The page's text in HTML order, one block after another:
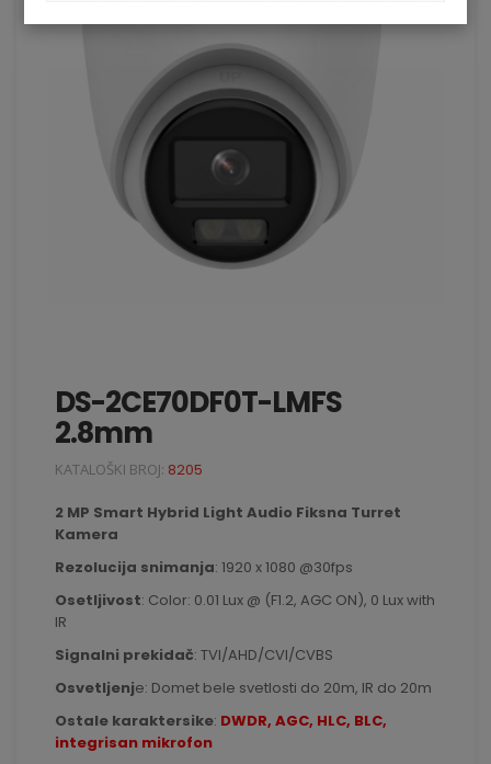
DS-2CE70DF0T-LMFS
2.8mm
KATALOŠKI BROJ: 8205
2 MP Smart Hybrid Light Audio Fiksna Turret
Kamera
Rezolucija snimanja: 1920 x 1080 @30fps
Osetljivost: Color: 0.01 Lux @ (F1.2, AGC ON), 0 Lux with
IR
Signalni prekidač: TVI/AHD/CVI/CVBS
Osvetljenje: Domet bele svetlosti do 20m, IR do 20m
Ostale karaktersike: DWDR, AGC, HLC, BLC,
integrisan mikrofon